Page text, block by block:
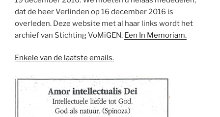
dat de heer Verlinden op 16 december 2016 is
overleden. Deze website met al haar links wordt het
archief van Stichting VoMiGEN. Een In Memoriam.
Enkele van de laatste emails.